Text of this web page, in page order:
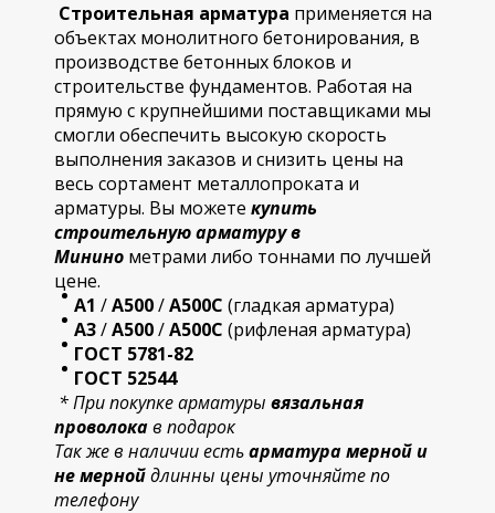
Строительная арматура применяется на
объектах монолитного бетонирования, в
производстве бетонных блоков и
строительстве фундаментов. Работая на
прямую с крупнейшими поставщиками мы
смогли обеспечить высокую скорость
выполнения заказов и снизить цены на
весь сортамент металлопроката и
арматуры. Вы можете купить
строительнуюарматуру в
Минино метрами либо тоннами по лучшей
цене.
А1 /А500/А500С (гладкая арматура)
А3/А500/А500С (рифленая арматура)
ГОСТ 5781-82
ГОСТ 52544
* При покупке арматуры вязальная
проволокав подарок
Так же в наличии естьарматура мерной и
не мернойдлинны цены уточняйте по
телефону